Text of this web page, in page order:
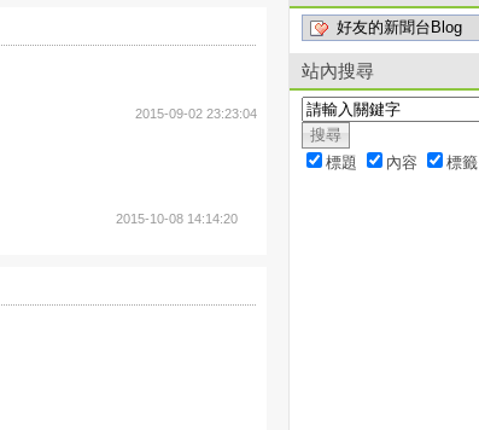
2015-09-02 23:23:04
2015-10-08 14:14:20
好友的新聞台Blog
站內搜尋
標題 內容 標籤